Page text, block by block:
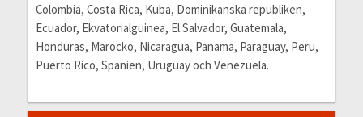
Colombia, Costa Rica, Kuba, Dominikanska republiken,
Ecuador, Ekvatorialguinea, El Salvador, Guatemala,
Honduras, Marocko, Nicaragua, Panama, Paraguay, Peru,
Puerto Rico, Spanien, Uruguay och Venezuela.